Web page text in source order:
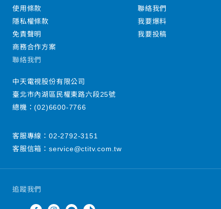
追蹤我們
使用條款
隱私權條款
免責聲明
商務合作方案
聯絡我們
我要爆料
我要投稿
聯絡我們
中天電視股份有限公司
臺北市內湖區民權東路六段25號
總機：(02)6600-7766
客服專線： 02-2792-3151
客服信箱： service@ctitv.com.tw